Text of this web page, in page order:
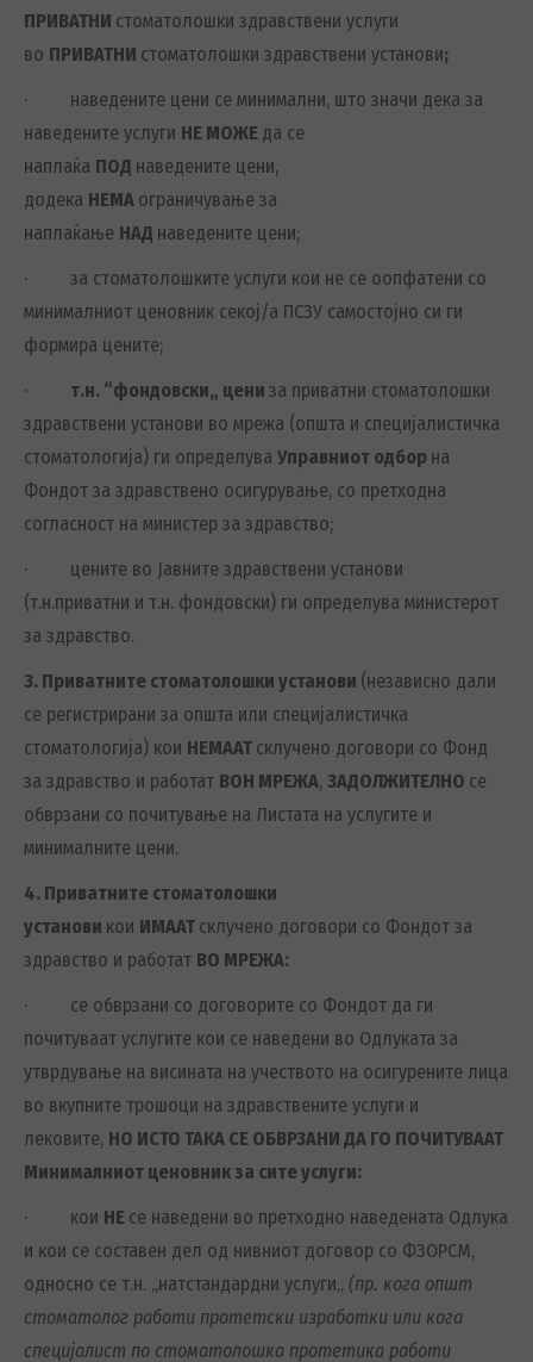
ПРИВАТНИ стоматолошки здравствени услуги
во ПРИВАТНИ стоматолошки здравствени установи;
· наведените цени се минимални, што значи дека за
наведените услуги НЕ МОЖЕ да се
наплаќа ПОД наведените цени,
додека НЕМА ограничување за
наплаќање НАД наведените цени;
· за стоматолошките услуги кои не се оопфатени со
минималниот ценовник секој/а ПСЗУ самостојно си ги
формира цените;
· т.н. “фондовски„ цени за приватни стоматолошки
здравствени установи во мрежа (општа и специјалистичка
стоматологија) ги определува Управниот одбор на
Фондот за здравствено осигурување, со претходна
согласност на министер за здравство;
· цените во Јавните здравствени установи
(т.н.приватни и т.н. фондовски) ги определува министерот
за здравство.
3. Приватните стоматолошки установи (независно дали
се регистрирани за општа или специјалистичка
стоматологија) кои НЕМААТ склучено договори со Фонд
за здравство и работат ВОН МРЕЖА, ЗАДОЛЖИТЕЛНО се
обврзани со почитување на Листата на услугите и
минималните цени.
4. Приватните стоматолошки
установи кои ИМААТ склучено договори со Фондот за
здравство и работат ВО МРЕЖА:
· се обврзани со договорите со Фондот да ги
почитуваат услугите кои се наведени во Одлуката за
утврдување на висината на учеството на осигурените лица
во вкупните трошоци на здравствените услуги и
лековите, НО ИСТО ТАКА СЕ ОБВРЗАНИ ДА ГО ПОЧИТУВААТ
Минималниот ценовник за сите услуги:
· кои НЕ се наведени во претходно наведената Одлука
и кои се составен дел од нивниот договор со ФЗОРСМ,
односно се т.н. „натстандардни услуги„ (пр. кога општ
стоматолог работи протетски изработки или кога
специјалист по стоматолошка протетика работи